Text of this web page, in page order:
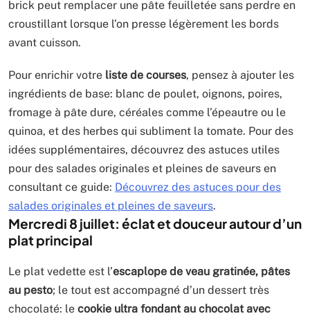
brick peut remplacer une pâte feuilletée sans perdre en
croustillant lorsque l’on presse légèrement les bords
avant cuisson.
Pour enrichir votre liste de courses, pensez à ajouter les
ingrédients de base: blanc de poulet, oignons, poires,
fromage à pâte dure, céréales comme l’épeautre ou le
quinoa, et des herbes qui subliment la tomate. Pour des
idées supplémentaires, découvrez des astuces utiles
pour des salades originales et pleines de saveurs en
consultant ce guide: Découvrez des astuces pour des
salades originales et pleines de saveurs.
Mercredi 8 juillet: éclat et douceur autour d’un
plat principal
Le plat vedette est l’escaplope de veau gratinée, pâtes
au pesto; le tout est accompagné d’un dessert très
chocolaté: le cookie ultra fondant au chocolat avec